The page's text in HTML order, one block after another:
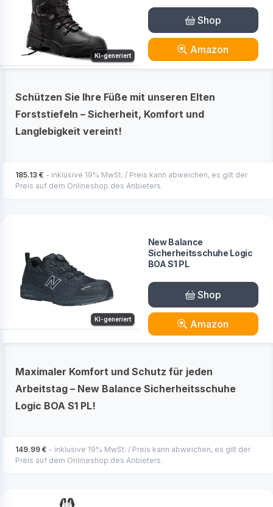
KI-generiert
Shop
Amazon
Schützen Sie Ihre Füße mit unseren Elten
Forststiefeln – Sicherheit, Komfort und
Langlebigkeit vereint!
185.13 € - inklusive 19% MwSt. / Preis kann abweichen, es gilt der
Preis auf dem Onlineshop des Anbieters.
KI-generiert
New Balance
Sicherheitsschuhe Logic
BOA S1 PL
Shop
Amazon
Maximaler Komfort und Schutz für jeden
Arbeitstag – New Balance Sicherheitsschuhe
Logic BOA S1 PL!
149.99 € - inklusive 19% MwSt. / Preis kann abweichen, es gilt der
Preis auf dem Onlineshop des Anbieters.